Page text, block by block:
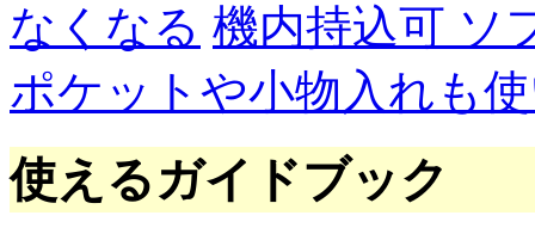
なくなる 機内持込可 ソ
ポケットや小物入れも
使えるガイドブック